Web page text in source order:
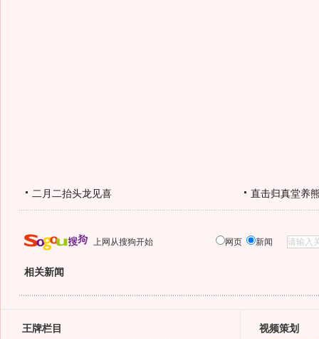
二月二抬头龙见喜 直击归真堂养
上网从搜狗开始 网页 新闻
相关新闻
王牌栏目 视频策划